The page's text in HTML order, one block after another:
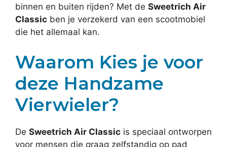
binnen en buiten rijden? Met de Sweetrich Air
Classic ben je verzekerd van een scootmobiel
die het allemaal kan.
Waarom Kies je voor
deze Handzame
Vierwieler?
De Sweetrich Air Classic is speciaal ontworpen
voor mensen die graag zelfstandig op pad